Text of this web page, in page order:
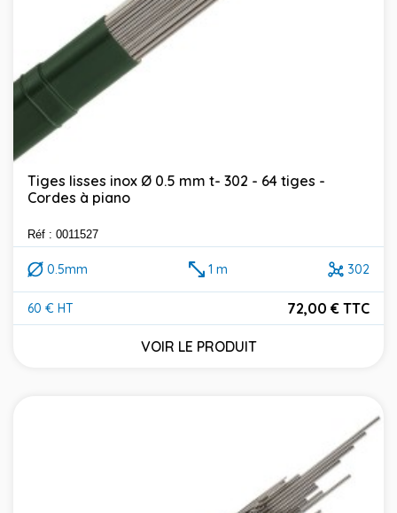
Tiges lisses inox Ø 0.5 mm t- 302 - 64 tiges -
Cordes à piano
Réf : 0011527
0.5mm 1 m 302
60 € HT
Prix
72,00 € TTC
VOIR LE PRODUIT